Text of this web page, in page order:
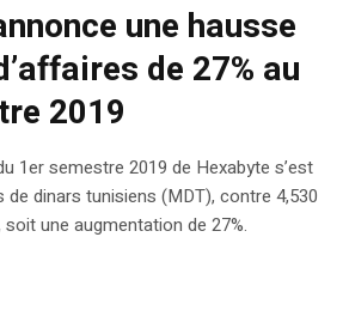
une hausse
de 27% au
2019
1er semestre 2019 de Hexabyte s’est
de dinars tunisiens (MDT), contre 4,530
soit une augmentation de 27%.